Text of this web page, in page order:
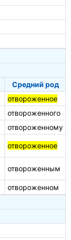
Средний род
отвороженное
отвороженного
отвороженному
отвороженное
отвороженным
отвороженном